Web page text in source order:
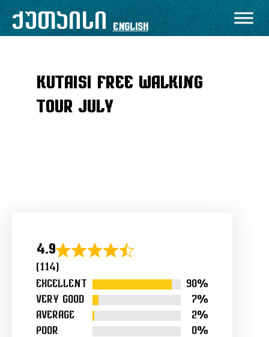
შიგთავსზე
გადასვლა
ქუთაისი English
Kutaisi free walking
tour July
4.9
Rated
out
of
(114)
Excellent
90%
Very good
7%
Average
2%
Poor
0%